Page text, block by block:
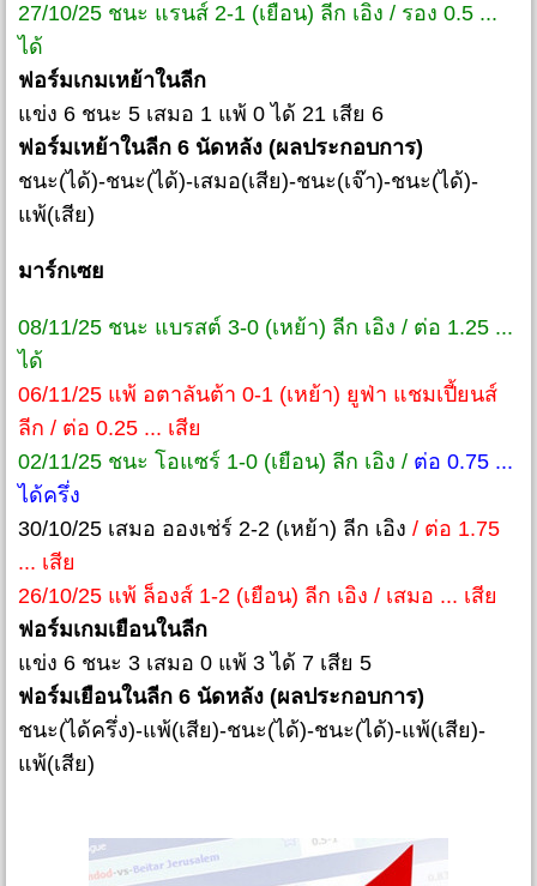
27/10/25 ชนะ แรนส์ 2-1 (เยือน) ลีก เอิง / รอง 0.5 ...
ได้
ฟอร์มเกมเหย้าในลีก
แข่ง 6 ชนะ 5 เสมอ 1 แพ้ 0 ได้ 21 เสีย 6
ฟอร์มเหย้าในลีก 6 นัดหลัง (ผลประกอบการ)
ชนะ(ได้)-ชนะ(ได้)-เสมอ(เสีย)-ชนะ(เจ๊า)-ชนะ(ได้)-
แพ้(เสีย)
มาร์กเซย
08/11/25 ชนะ แบรสต์ 3-0 (เหย้า) ลีก เอิง / ต่อ 1.25 ...
ได้
06/11/25 แพ้ อตาลันต้า 0-1 (เหย้า) ยูฟ่า แชมเปี้ยนส์
ลีก / ต่อ 0.25 ... เสีย
02/11/25 ชนะ โอแซร์ 1-0 (เยือน) ลีก เอิง / ต่อ 0.75 ...
ได้ครึ่ง
30/10/25 เสมอ อองเช่ร์ 2-2 (เหย้า) ลีก เอิง / ต่อ 1.75
... เสีย
26/10/25 แพ้ ล็องส์ 1-2 (เยือน) ลีก เอิง / เสมอ ... เสีย
ฟอร์มเกมเยือนในลีก
แข่ง 6 ชนะ 3 เสมอ 0 แพ้ 3 ได้ 7 เสีย 5
ฟอร์มเยือนในลีก 6 นัดหลัง (ผลประกอบการ)
ชนะ(ได้ครึ่ง)-แพ้(เสีย)-ชนะ(ได้)-ชนะ(ได้)-แพ้(เสีย)-
แพ้(เสีย)